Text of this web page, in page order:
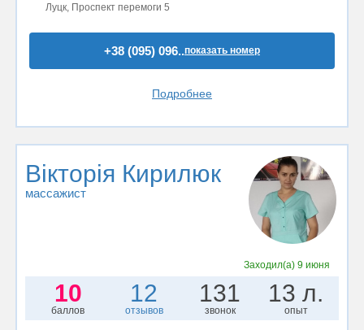
Луцк, Проспект перемоги 5
+38 (095) 096..показать номер
Подробнее
Вікторія Кирилюк
массажист
Заходил(а) 9 июня
10
баллов
12
отзывов
131
звонок
13 л.
опыт